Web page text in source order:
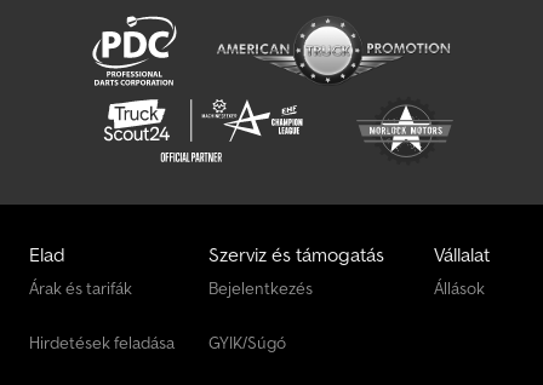
Elad
Árak és tarifák
Hirdetések feladása
Szerviz és támogatás
Bejelentkezés
GYIK/Súgó
Vállalat
Állások